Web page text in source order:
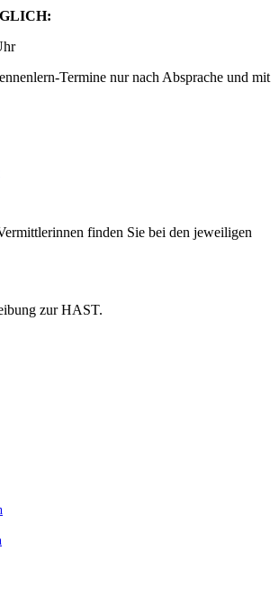
Termine nur nach Absprache und mit
finden Sie bei den jeweiligen
zur HAST.